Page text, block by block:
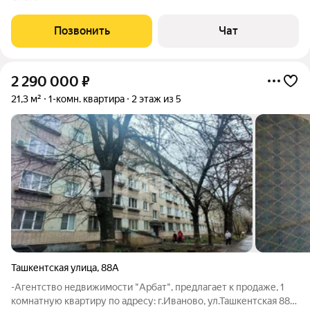
комнаты изолированы, что
Позвонить Чат
2 290 000 ₽
21,3 м² 1-комн. квартира 2 этаж из 5
Ташкентская улица,88А
-Агентство недвижимости "Арбат", предлагает к продаже, 1
комнатную квартиру по адресу: г.Иваново, ул.Ташкентская 88А.